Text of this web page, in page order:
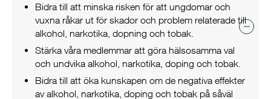
Bidra till att minska risken för att ungdomar och
vuxna råkar ut för skador och problem relaterade till
alkohol, narkotika, dopning och tobak.
Stärka våra medlemmar att göra hälsosamma val
och undvika alkohol, narkotika, doping och tobak.
Bidra till att öka kunskapen om de negativa effekter
av alkohol, narkotika, doping och tobak på såväl